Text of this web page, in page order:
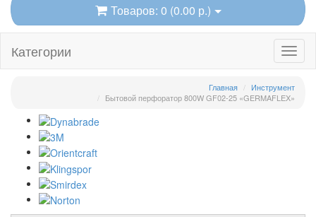
Товаров: 0 (0.00 р.)
Категории
Главная
Инструмент
Бытовой перфоратор 800W GF02-25 «GERMAFLEX»